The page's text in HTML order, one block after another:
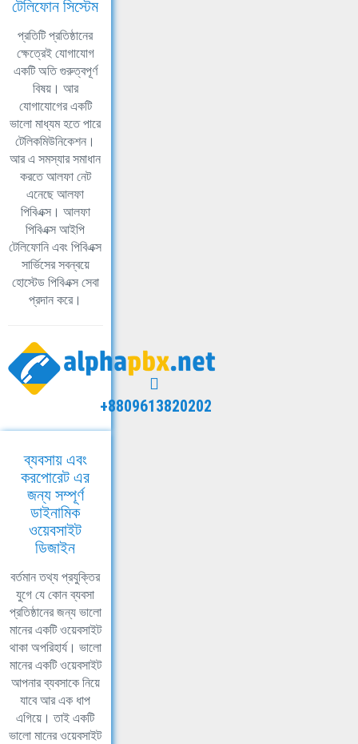
টেলিফোন সিস্টেম
প্রতিটি প্রতিষ্ঠানের
ক্ষেত্রেই যোগাযোগ
একটি অতি গুরুত্বপূর্ণ
বিষয়। আর
যোগাযোগের একটি
ভালো মাধ্যম হতে পারে
টেলিকমিউনিকেশন।
আর এ সমস্যার সমাধান
করতে আলফা নেট
এনেছে আলফা
পিবিএক্স। আলফা
পিবিএক্স আইপি
টেলিফোনি এবং পিবিএক্স
সার্ভিসের সবন্বয়ে
হোস্টেড পিবিএক্স সেবা
প্রদান করে।
+8809613820202
ব্যবসায় এবং
করপোরেট এর
জন্য সম্পূর্ণ
ডাইনামিক
ওয়েবসাইট
ডিজাইন
বর্তমান তথ্য প্রযুক্তির
যুগে যে কোন ব্যবসা
প্রতিষ্ঠানের জন্য ভালো
মানের একটি ওয়েবসাইট
থাকা অপরিহার্য। ভালো
মানের একটি ওয়েবসাইট
আপনার ব্যবসাকে নিয়ে
যাবে আর এক ধাপ
এগিয়ে। তাই একটি
ভালো মানের ওয়েবসাইট